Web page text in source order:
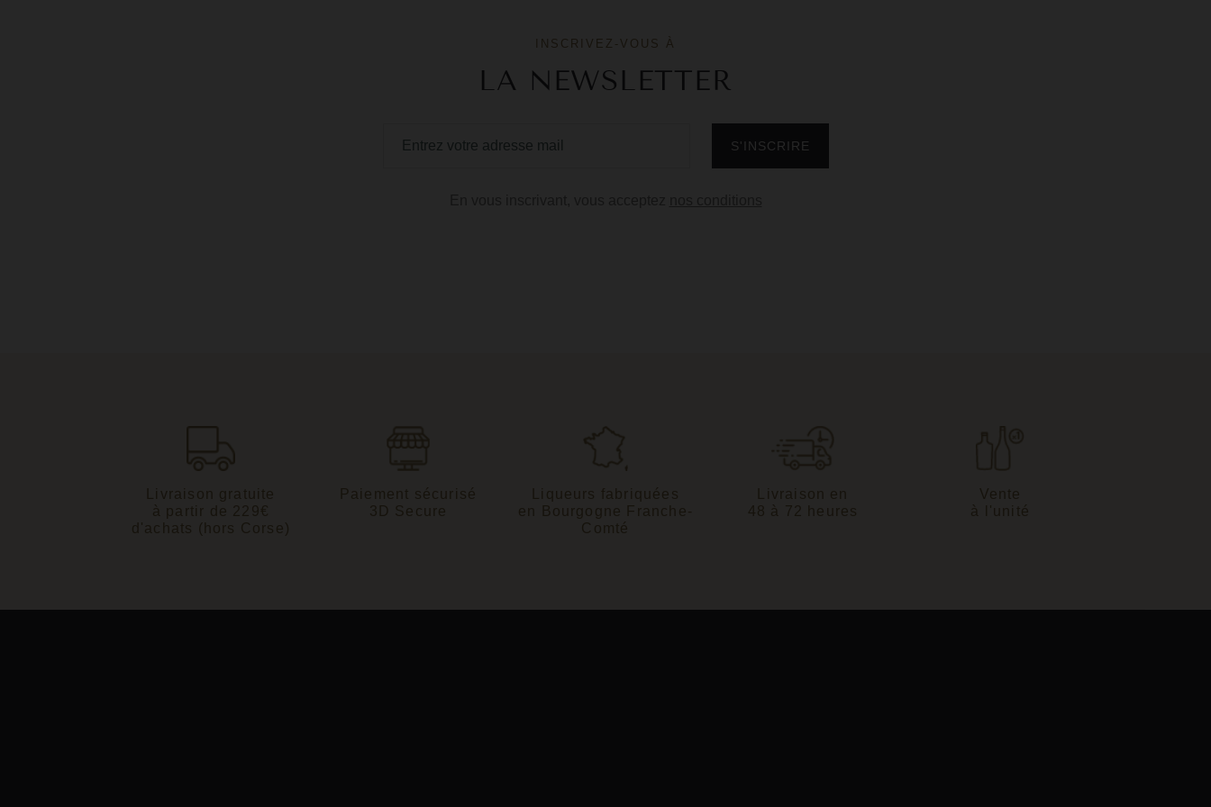
INSCRIVEZ-VOUS À
LA NEWSLETTER
Livraison gratuite
à partir de 229€
d'achats (hors Corse)
Paiement sécurisé
3D Secure
Liqueurs fabriquées
en Bourgogne Franche-
Comté
Livraison en
48 à 72 heures
Vente
à l'unité